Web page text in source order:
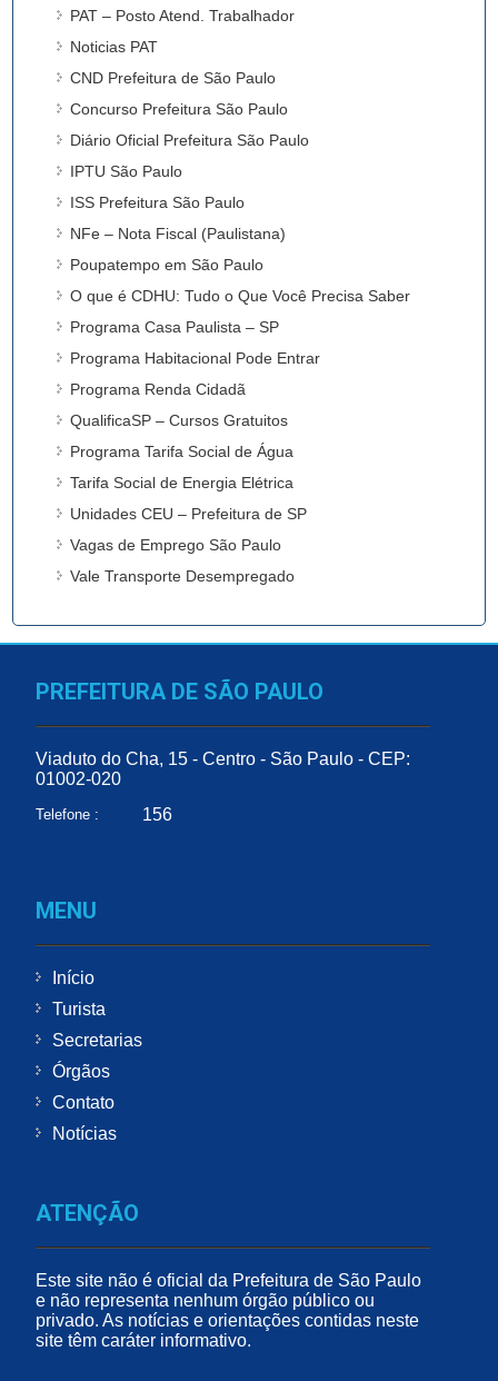
PAT – Posto Atend. Trabalhador
Noticias PAT
CND Prefeitura de São Paulo
Concurso Prefeitura São Paulo
Diário Oficial Prefeitura São Paulo
IPTU São Paulo
ISS Prefeitura São Paulo
NFe – Nota Fiscal (Paulistana)
Poupatempo em São Paulo
O que é CDHU: Tudo o Que Você Precisa Saber
Programa Casa Paulista – SP
Programa Habitacional Pode Entrar
Programa Renda Cidadã
QualificaSP – Cursos Gratuitos
Programa Tarifa Social de Água
Tarifa Social de Energia Elétrica
Unidades CEU – Prefeitura de SP
Vagas de Emprego São Paulo
Vale Transporte Desempregado
PREFEITURA DE SÃO PAULO
Viaduto do Cha, 15 - Centro - São Paulo - CEP:
01002-020
Telefone : 156
MENU
Início
Turista
Secretarias
Órgãos
Contato
Notícias
ATENÇÃO
Este site não é oficial da Prefeitura de São Paulo
e não representa nenhum órgão público ou
privado. As notícias e orientações contidas neste
site têm caráter informativo.